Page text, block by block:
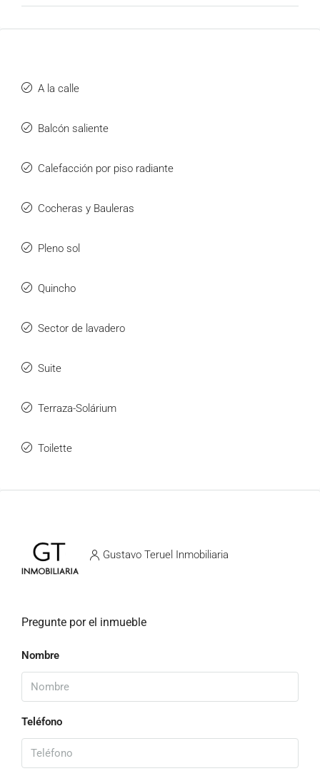
A la calle
Balcón saliente
Calefacción por piso radiante
Cocheras y Bauleras
Pleno sol
Quincho
Sector de lavadero
Suite
Terraza-Solárium
Toilette
Gustavo Teruel Inmobiliaria
Pregunte por el inmueble
Nombre
Teléfono